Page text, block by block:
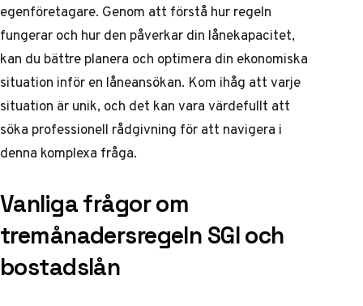
egenföretagare. Genom att förstå hur regeln
fungerar och hur den påverkar din lånekapacitet,
kan du bättre planera och optimera din ekonomiska
situation inför en låneansökan. Kom ihåg att varje
situation är unik, och det kan vara värdefullt att
söka professionell rådgivning för att navigera i
denna komplexa fråga.
Vanliga frågor om
tremånadersregeln SGI och
bostadslån